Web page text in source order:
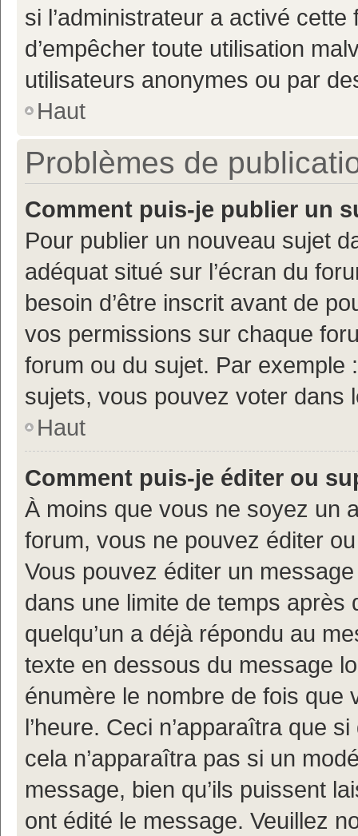
si l’administrateur a activé
d’empêcher toute utilisation
utilisateurs anonymes ou par
Haut
Problèmes de
Comment puis-je publier un
Pour publier un nouveau sujet
adéquat situé sur l’écran du
besoin d’être inscrit avant de
vos permissions sur chaque
forum ou du sujet. Par
sujets, vous pouvez voter dans
Haut
Comment puis-je éditer ou
À moins que vous ne soyez un
forum, vous ne pouvez éditer
Vous pouvez éditer un
dans une limite de temps après
quelqu’un a déjà répondu au
texte en dessous du message
énumère le nombre de fois que
l’heure. Ceci n’apparaîtra que
cela n’apparaîtra pas si un
message, bien qu’ils puissent
ont édité le message. Veuillez